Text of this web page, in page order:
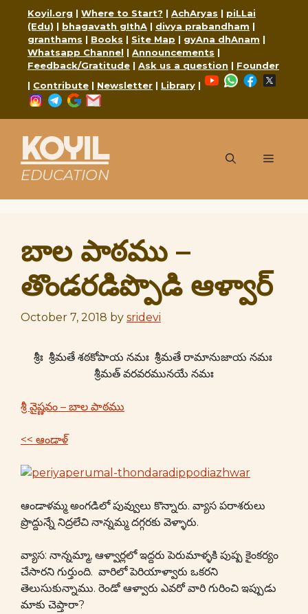
content
Koyil.org | Where to Start? | AchAryas | piLLai
(Edu) | bhagavath gIthA | divya prabandham |
granthams | Books | Site Map | gyAna dhAnam |
Whatsapp Channel | Announcements |
Feedback/Gratitude | Ask us a question | Founder
| Contribute | Newsletter | Library |
YouTubeWhatsApp
Facebook
Instagram
Telegram
Google
KOYIL
EDUCATION
Menu
బాల పాఠము –
తొండరడిప్పొడి ఆళ్వార్
October 7, 2018 by sridevi
శ్రీః శ్రీమతే శఠకోపాయ నమః శ్రీమతే రామానుజాయ నమః
శ్రీమత్ వరవరమునయే నమః
శ్రీ వైష్ణవం – బాల పాఠము
<< ఆండాళ్
ఆండాళమ్మ అంగడిలో పువ్వులు కొన్నారు. వ్యాస పరాశరులు
ప్రొద్దున్నే నిద్రలేచి నాన్నమ్మ దగ్గరకు వెళ్ళారు.
వ్యాస: నాన్నమ్మా, ఆళ్వార్లలో ఇద్దరు పెరుమాళ్ళకి పుష్ప కైంకర్యం
చేసారని గుర్తుంది. వారిలో పెరియాళ్వారు ఒకరని
తెలుసుకున్నాము. రెండో ఆళ్వారు ఎవరో వారి గురించి ఇప్పుడు
మాకు చెప్తారా?